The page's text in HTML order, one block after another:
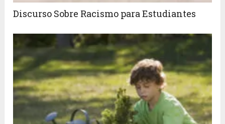
Discurso Sobre Racismo para Estudiantes